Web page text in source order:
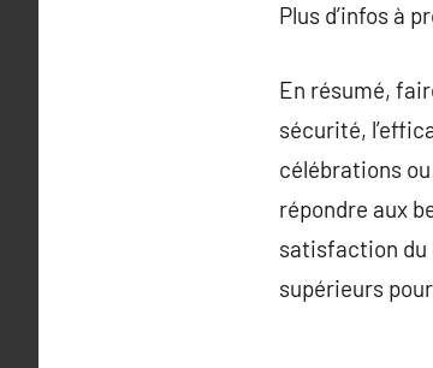
Plus d’infos à
En résumé,
sécurité,
célébrations
répondre aux
satisfaction du
supérieurs